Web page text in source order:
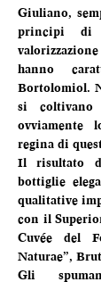
Giuliano,
principi di
hanno
Bortolomiol.
si coltivano
ovviamente
regina di
Il risultato
bottiglie
qualitative
con il
Cuvée del
Naturae”,
Gli